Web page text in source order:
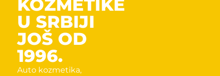
KOZMETIKE
U SRBIJI
JOŠ OD
1996.
Auto kozmetika,